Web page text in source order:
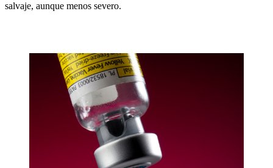
salvaje, aunque menos severo.